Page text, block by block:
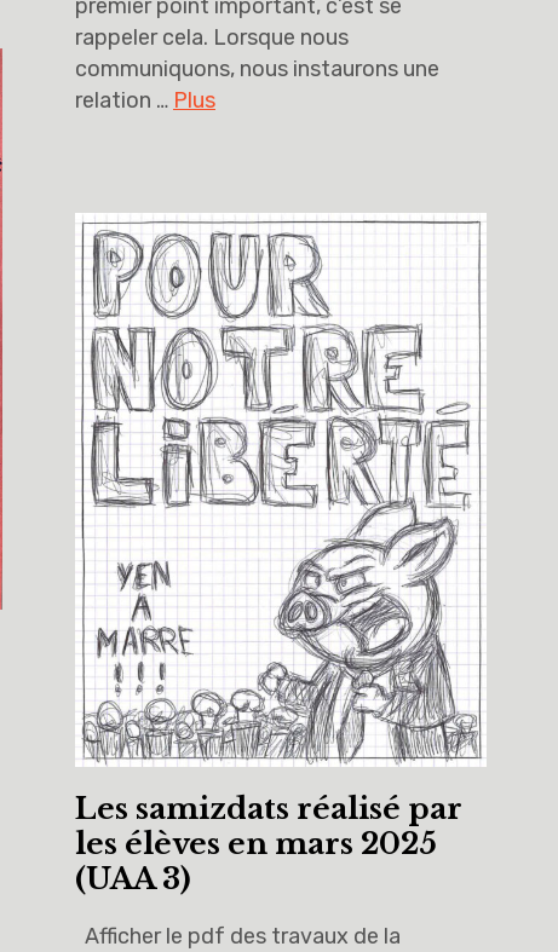
premier point important, c’est se
rappeler cela. Lorsque nous
communiquons, nous instaurons une
relation … Plus
Les samizdats réalisé par
les élèves en mars 2025
(UAA 3)
Afficher le pdf des travaux de la